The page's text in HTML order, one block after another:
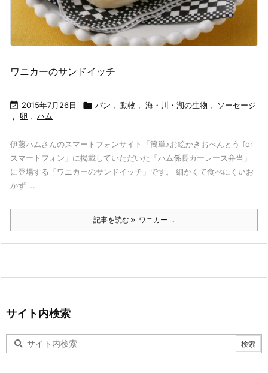
ワニカーのサンドイッチ
 2015年7月26日  パン , 動物 , 海・川・湖の生物 ,
ソーセージ
,
卵 , ハム
伊藤ハムさんのスマートフォンサイト「簡単♪お絵かきおべんとう for
スマートフォン」に掲載していただいた「ハム係長カーレース弁当」
に登場する「ワニカーのサンドイッチ」です。 細かくて食べにくいお
かず ...
記事を読む ワニカー ...
サイト内検索